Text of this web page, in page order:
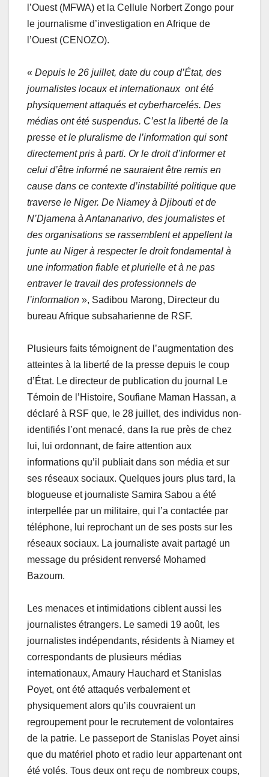
l’Ouest (MFWA) et la Cellule Norbert Zongo pour
le journalisme d’investigation en Afrique de
l’Ouest (CENOZO).
« Depuis le 26 juillet, date du coup d’État, des
journalistes locaux et internationaux ont été
physiquement attaqués et cyberharcelés. Des
médias ont été suspendus. C’est la liberté de la
presse et le pluralisme de l’information qui sont
directement pris à parti. Or le droit d’informer et
celui d’être informé ne sauraient être remis en
cause dans ce contexte d’instabilité politique que
traverse le Niger. De Niamey à Djibouti et de
N’Djamena à Antananarivo, des journalistes et
des organisations se rassemblent et appellent la
junte au Niger à respecter le droit fondamental à
une information fiable et plurielle et à ne pas
entraver le travail des professionnels de
l’information », Sadibou Marong, Directeur du
bureau Afrique subsaharienne de RSF.
Plusieurs faits témoignent de l’augmentation des
atteintes à la liberté de la presse depuis le coup
d’État. Le directeur de publication du journal Le
Témoin de l’Histoire, Soufiane Maman Hassan, a
déclaré à RSF que, le 28 juillet, des individus non-
identifiés l’ont menacé, dans la rue près de chez
lui, lui ordonnant, de faire attention aux
informations qu’il publiait dans son média et sur
ses réseaux sociaux. Quelques jours plus tard, la
blogueuse et journaliste Samira Sabou a été
interpellée par un militaire, qui l’a contactée par
téléphone, lui reprochant un de ses posts sur les
réseaux sociaux. La journaliste avait partagé un
message du président renversé Mohamed
Bazoum.
Les menaces et intimidations ciblent aussi les
journalistes étrangers. Le samedi 19 août, les
journalistes indépendants, résidents à Niamey et
correspondants de plusieurs médias
internationaux, Amaury Hauchard et Stanislas
Poyet, ont été attaqués verbalement et
physiquement alors qu’ils couvraient un
regroupement pour le recrutement de volontaires
de la patrie. Le passeport de Stanislas Poyet ainsi
que du matériel photo et radio leur appartenant ont
été volés. Tous deux ont reçu de nombreux coups,